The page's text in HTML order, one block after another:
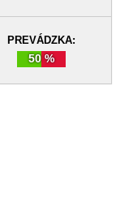
PREVÁDZKA:
50 %